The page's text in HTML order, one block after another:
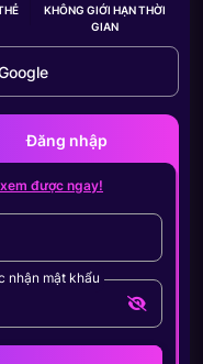
KHÔNG GIỚI HẠNTHỜI
GIAN
Đăng nhập
được ngay!
nhận mật khẩu